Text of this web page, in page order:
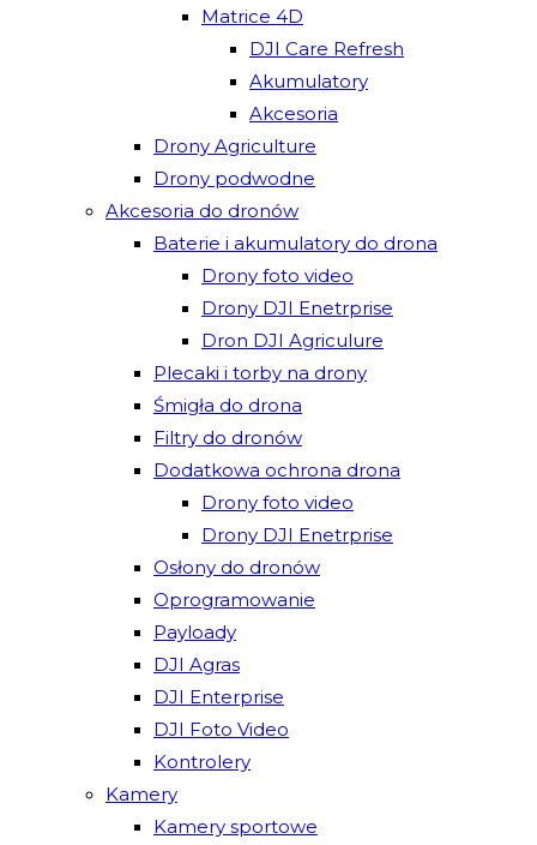
Matrice 4D
DJI Care Refresh
Akumulatory
Akcesoria
Drony Agriculture
Drony podwodne
Akcesoria do dronów
Baterie i akumulatory do drona
Drony foto video
Drony DJI Enetrprise
Dron DJI Agriculure
Plecaki i torby na drony
Śmigła do drona
Filtry do dronów
Dodatkowa ochrona drona
Drony foto video
Drony DJI Enetrprise
Osłony do dronów
Oprogramowanie
Payloady
DJI Agras
DJI Enterprise
DJI Foto Video
Kontrolery
Kamery
Kamery sportowe